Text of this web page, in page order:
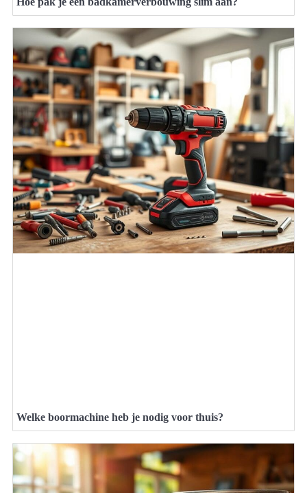
Welke boormachine heb je nodig voor thuis?